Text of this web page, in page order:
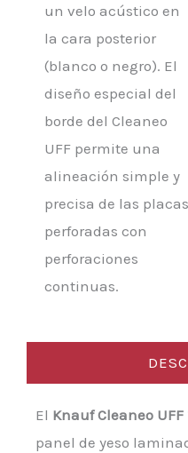
un velo acústico en
la cara posterior
(blanco o negro). El
diseño especial del
borde del Cleaneo
UFF permite una
alineación simple y
precisa de las placas
perforadas con
perforaciones
continuas.
El Knauf Cleaneo UFF
panel de yeso